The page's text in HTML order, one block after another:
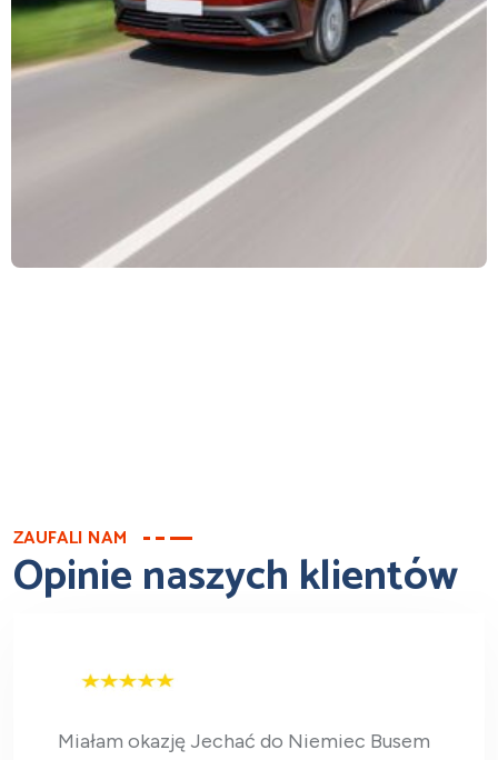
ZAUFALI NAM
Opinie naszych klientów
Miałam okazję Jechać do Niemiec Busem